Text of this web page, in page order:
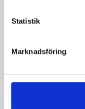
Statistik
Marknadsföring